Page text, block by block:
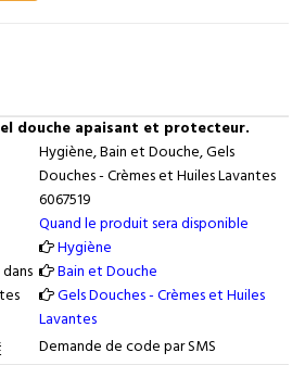
douche apaisant et protecteur.
Hygiène, Bain et Douche, Gels
Douches - Crèmes et Huiles Lavantes
6067519
Quand le produit sera disponible
Hygiène
Bain et Douche
Gels Douches - Crèmes et Huiles
Lavantes
Demande de code par SMS